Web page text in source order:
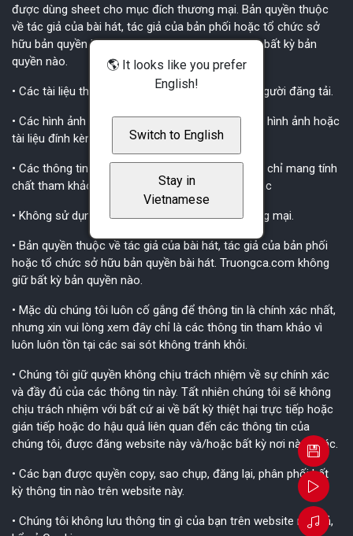
được dùng sheet cho mục đích thương mại. Bản quyền thuộc
về tác giả của bài hát, tác giả của bản phối hoặc tổ chức sở
hữu bản quyền bài hát. TruongCa.com không giữ bất kỳ bản
quyền nào.
• Các tài liệu thuộc bản quyền của tác giả hoặc người đăng tải.
• Các hình ảnh thuộc bản quyền đã được ghi trên hình ảnh hoặc
tài liệu đính kèm.
• Các thông tin, nhận định, các gợi ý trong tài liệu chỉ mang tính
chất tham khảo, không mang thêm ý nghĩa gì khác
• Không sử dụng các tài liệu cho mục đích thương mại.
• Bản quyền thuộc về tác giả của bài hát, tác giả của bản phối
hoặc tổ chức sở hữu bản quyền bài hát. Truongca.com không
giữ bất kỳ bản quyền nào.
• Mặc dù chúng tôi luôn cố gắng để thông tin là chính xác nhất,
nhưng xin vui lòng xem đây chỉ là các thông tin tham khảo vì
luôn luôn tồn tại các sai sót không tránh khỏi.
• Chúng tôi giữ quyền không chịu trách nhiệm về sự chính xác
và đầy đủ của các thông tin này. Tất nhiên chúng tôi sẽ không
chịu trách nhiệm với bất cứ ai về bất kỳ thiệt hại trực tiếp hoặc
gián tiếp hoặc do hậu quả liên quan đến các thông tin của
chúng tôi, được đăng website này và/hoặc bất kỳ nơi nào khác.
• Các bạn được quyền copy, sao chụp, đăng lại, phân phối bất
kỳ thông tin nào trên website này.
• Chúng tôi không lưu thông tin gì của bạn trên website này cả,
🌎 It looks like you prefer
English!
Switch to English
Stay in
Vietnamese